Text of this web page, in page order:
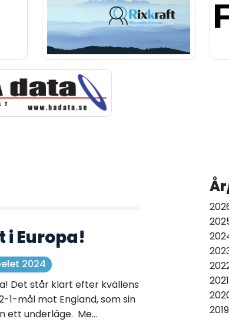
i Europa!
2024
Det står klart efter kvällens
1-mål mot England, som sin
ett underläge. Me...
2021
2019